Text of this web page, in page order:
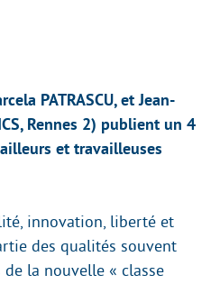
PATRASCU, et Jean-
Rennes 2) publient un 4
et travailleuses
innovation, liberté et
des qualités souvent
la nouvelle « classe